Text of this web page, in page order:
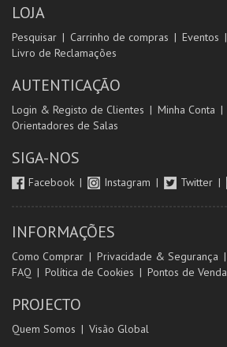
LOJA
Pesquisar Carrinho de compras Eventos
Livro de Reclamações
AUTENTICAÇÃO
Login & Registo de Clientes Minha Conta
Orientadores de Salas
SIGA-NOS
Facebook Instagram Twitter
INFORMAÇÕES
Como Comprar Privacidade & Segurança
FAQ
Política de Cookies Pontos de Venda
PROJECTO
Quem Somos Visão Global